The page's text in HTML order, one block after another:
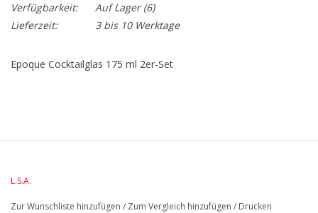
Verfügbarkeit:
Auf Lager(6)
Lieferzeit:
3 bis 10 Werktage
Epoque Cocktailglas 175 ml 2er-Set
L.S.A.
Zur Wunschliste hinzufügen / Zum Vergleich hinzufügen / Drucken